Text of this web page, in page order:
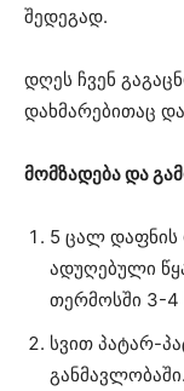
შედეგად.
დღეს ჩვენ
დახმარებითაც
მომზადება და
5 ცალ
ადუღებული
თერმოსში 3-4
სვით პატარ-